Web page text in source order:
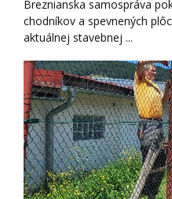
Breznianska samospráva
chodníkov a spevnených
aktuálnej stavebnej ...